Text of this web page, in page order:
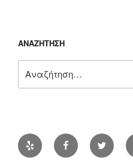
ΑΝΑΖΉΤΗΣΗ
για:
Yelp FacebookTwitter